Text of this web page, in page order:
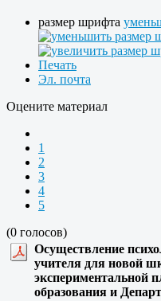
размер шрифта
Печать
Эл. почта
Оцените материал
1
2
3
4
5
(0 голосов)
Осуществление
учителя для новой
экспериментальной
образования и